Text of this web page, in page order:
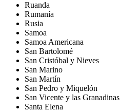
Ruanda
Rumanía
Rusia
Samoa
Samoa Americana
San Bartolomé
San Cristóbal y Nieves
San Marino
San Martín
San Pedro y Miquelón
San Vicente y las Granadinas
Santa Elena